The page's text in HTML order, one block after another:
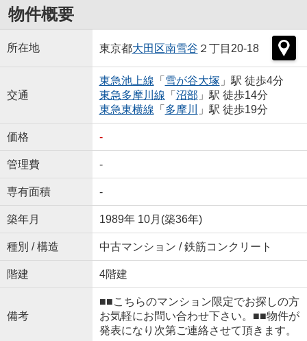
物件概要
所在地 東京都大田区南雪谷 ２丁目20-18
交通
東急池上線 「 雪が谷大塚 」駅 徒歩4分
東急多摩川線 「 沼部 」駅 徒歩14分
東急東横線 「 多摩川 」駅 徒歩19分
価格 -
管理費 -
専有面積 -
築年月 1989年 10月(築36年)
種別 / 構造 中古マンション / 鉄筋コンクリート
階建 4階建
備考
■■こちらのマンション限定でお探しの方
お気軽にお問い合わせ下さい。■■物件が
発表になり次第ご連絡させて頂きます。